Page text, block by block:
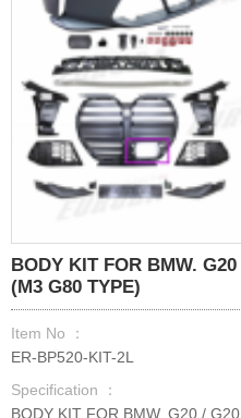
BODY KIT FOR BMW.
(M3 G80 TYPE)
Item No ：
ER-BP520-KIT-2L
Specification ：
BODY KIT FOR BMW. G20 /